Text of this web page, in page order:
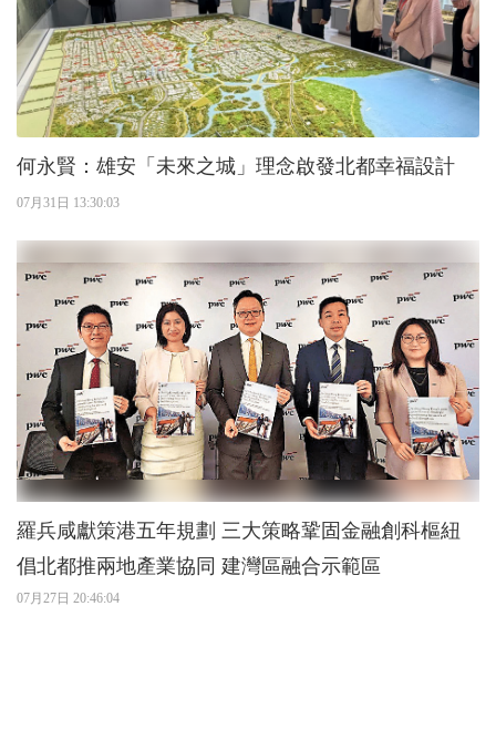
何永賢：雄安「未來之城」理念啟發北都幸福設計
07月31日 13:30:03
羅兵咸獻策港五年規劃 三大策略鞏固金融創科樞紐
倡北都推兩地產業協同 建灣區融合示範區
07月27日 20:46:04